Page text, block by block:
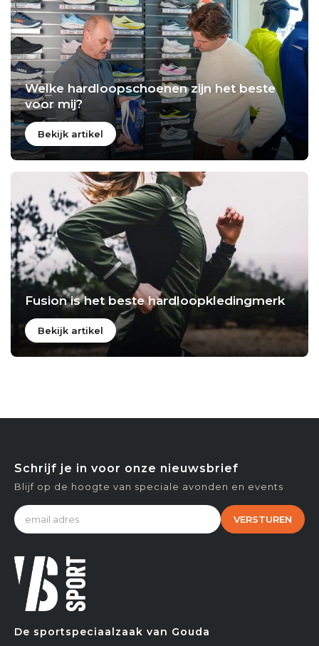
Welke hardloopschoenen zijn het beste
voor mij?
Bekijk artikel
Fusion is het beste hardloopkledingmerk
Bekijk artikel
De sportspeciaalzaak van Gouda
Schrijf je in voor onze nieuwsbrief
Blijf op de hoogte van speciale avonden en events
VERSTUREN